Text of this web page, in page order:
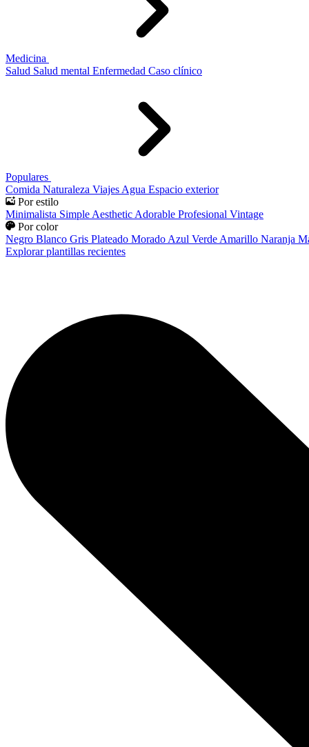
Medicina
Salud Salud mental Enfermedad Caso clínico
Populares
Comida Naturaleza Viajes Agua Espacio exterior
Por estilo
Minimalista Simple Aesthetic Adorable Profesional Vintage
Por color
Negro Blanco Gris Plateado Morado Azul Verde Amarillo Naranja
Explorar plantillas recientes